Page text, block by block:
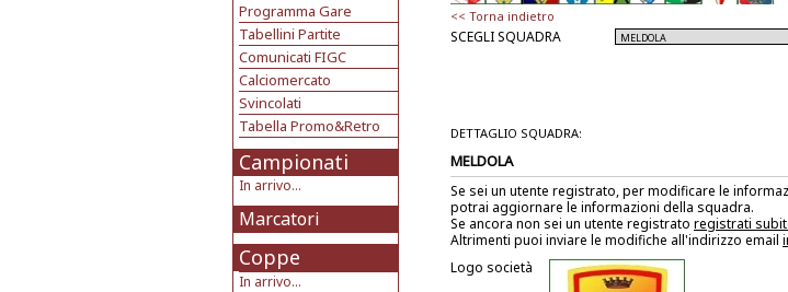
Programma Gare
Tabellini Partite
Comunicati FIGC
Calciomercato
Svincolati
Tabella Promo&Retro
Campionati
In arrivo...
Marcatori
Coppe
In arrivo...
<< Torna indietro
SCEGLI SQUADRA
DETTAGLIO SQUADRA:
MELDOLA
Se sei un utente registrato, per modificare le
potrai aggiornare le informazioni della squadra.
Se ancora non sei un utente registrato registrati
Altrimenti puoi inviare le modifiche all'indirizzo email
Logo società